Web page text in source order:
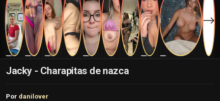
Jacky - Charapitas de nazca
Por danilover